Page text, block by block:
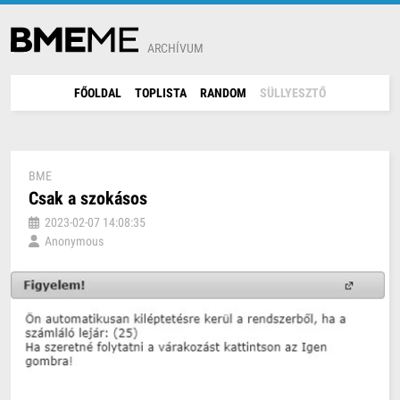
ARCHÍVUM
FŐOLDAL TOPLISTA RANDOM SÜLLYESZTŐ
BME
Csak a szokásos
2023-02-07 14:08:35
Anonymous